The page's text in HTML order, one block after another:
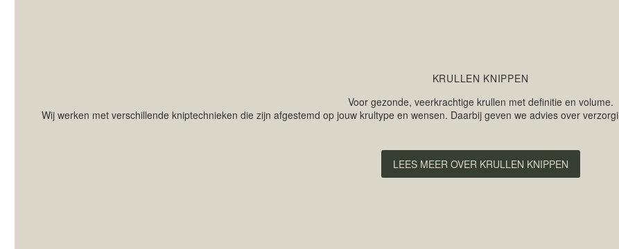
KRULLEN KNIPPEN
Voor gezonde, veerkrachtige krullen met definitie en volume.
Wij werken met verschillende kniptechnieken die zijn afgestemd op jouw krultype en wensen. Daarbij geven we advies over
LEES MEER OVER KRULLEN KNIPPEN